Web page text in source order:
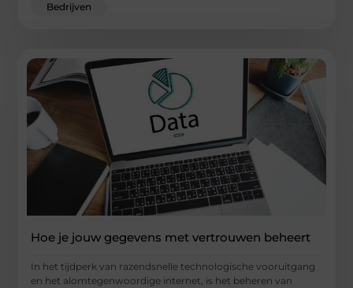
Bedrijven
Hoe je jouw gegevens met vertrouwen beheert
In het tijdperk van razendsnelle technologische vooruitgang
en het alomtegenwoordige internet, is het beheren van